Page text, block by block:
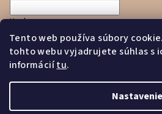
Tento web používa súbory
tohto webu vyjadrujete súhlas s
informáciítu.
Nastavenie
Heslo
Prihlásiť sa
Nová registráciaZabudnuté heslo